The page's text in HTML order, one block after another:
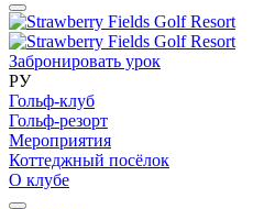
Забронировать урок
РУ
Гольф-клуб
Гольф-резорт
Мероприятия
Коттеджный посёлок
О клубе